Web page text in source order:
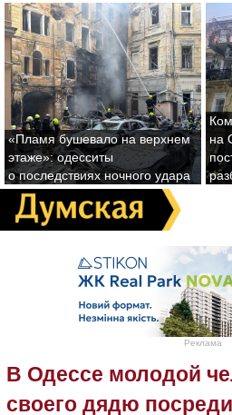
«Пламя бушевало на верхнем
этаже»: одесситы
о последствиях ночного удара
на
Реклама
В Одессе молодой
своего дядю